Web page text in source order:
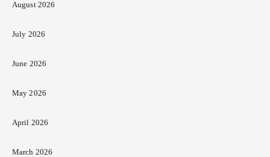
August 2026
July 2026
June 2026
May 2026
April 2026
March 2026